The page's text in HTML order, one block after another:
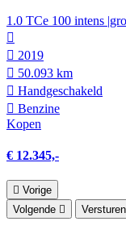
1.0 TCe 100 intens
2019
50.093 km
Hand­geschakeld
Benzine
Kopen
€ 12.345,-
Vorige
Volgende
Versturen